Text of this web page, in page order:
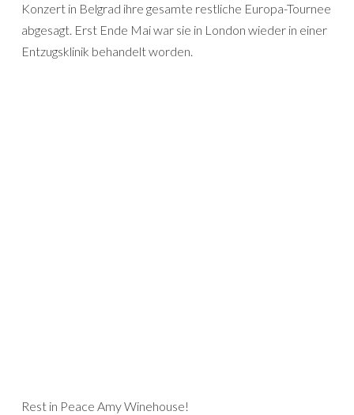
Konzert in Belgrad ihre gesamte restliche Europa-Tournee
abgesagt. Erst Ende Mai war sie in London wieder in einer
Entzugsklinik behandelt worden.
Rest in Peace Amy Winehouse!